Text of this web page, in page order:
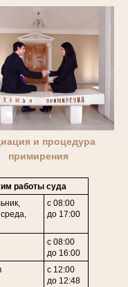
и процедура
примирения
работы суда
с 08:00
до 17:00
с 08:00
до 16:00
с 12:00
до 12:48